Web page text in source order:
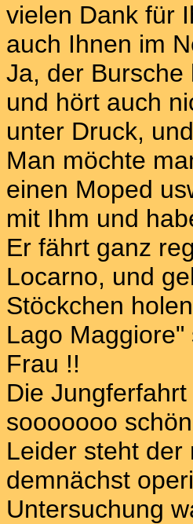
vielen Dank für
auch Ihnen im
Ja, der Bursche
und hört auch
unter Druck,
Man möchte
einen Moped
mit Ihm und
Er fährt ganz
Locarno, und
Stöckchen
Lago
Frau !!
Die
sooooooo
Leider steht der
demnächst
Untersuchung